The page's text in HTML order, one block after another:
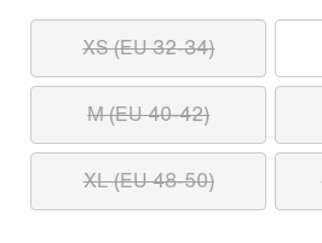
XS (EU 32-34)
M (EU 40-42)
XL (EU 48-50)